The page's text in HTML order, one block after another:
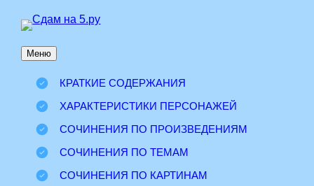
Перейти
содержимому
Меню
КРАТКИЕ СОДЕРЖАНИЯ
ХАРАКТЕРИСТИКИ ПЕРСОНАЖЕЙ
СОЧИНЕНИЯ ПО ПРОИЗВЕДЕНИЯМ
СОЧИНЕНИЯ ПО ТЕМАМ
СОЧИНЕНИЯ ПО КАРТИНАМ